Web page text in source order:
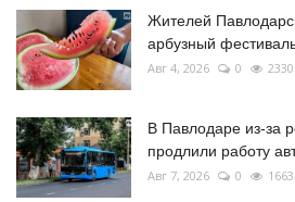
Жителей
арбузный
Авг 4, 2026 0 2330
В Павлодаре из-за
продлили работу
Авг 7, 2026 0 1663